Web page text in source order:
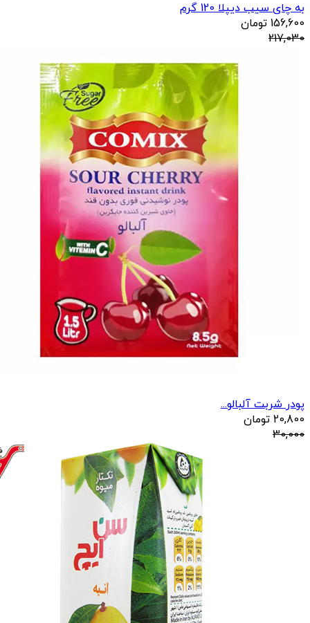
به چای سیب دیپلا 120 گرم
156,600 تومان
217,030
پودر شربت آلبالو...
20,800 تومان
30,000